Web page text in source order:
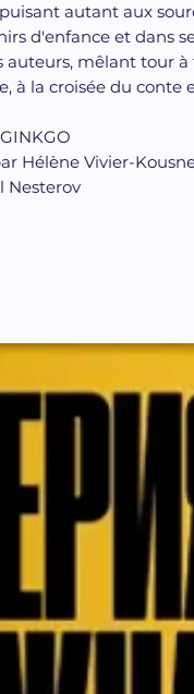
autant aux
d'enfance et dans
mêlant tour à
à la croisée du conte
Hélène Vivier-
Nesterov